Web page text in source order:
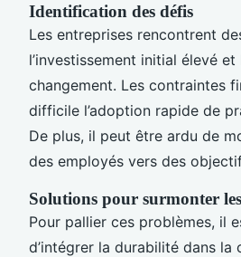
Identification des défis
Les entreprises rencontrent
l’investissement initial élevé
changement. Les contraintes
difficile l’adoption rapide de
De plus, il peut être ardu de
des employés vers des
Solutions pour surmonter
Pour pallier ces problèmes, il
d’intégrer la durabilité dans la